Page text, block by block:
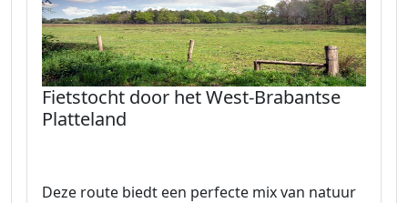
Fietstocht door het West-Brabantse
Platteland
Deze route biedt een perfecte mix van natuur